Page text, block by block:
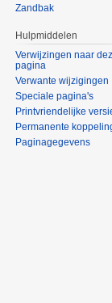
Zandbak
Hulpmiddelen
Verwijzingen naar
pagina
Verwante wijzigingen
Speciale pagina's
Printvriendelijke
Permanente
Paginagegevens